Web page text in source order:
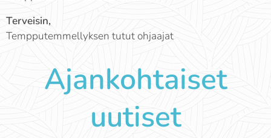
Terveisin,
Tempputemmellyksen tutut ohjaajat
Ajankohtaiset
uutiset